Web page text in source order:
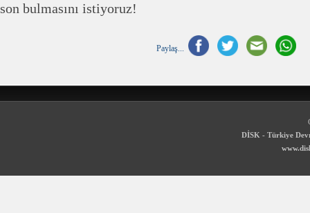
son bulmasını istiyoruz!
Paylaş...
DİSK - Türkiye